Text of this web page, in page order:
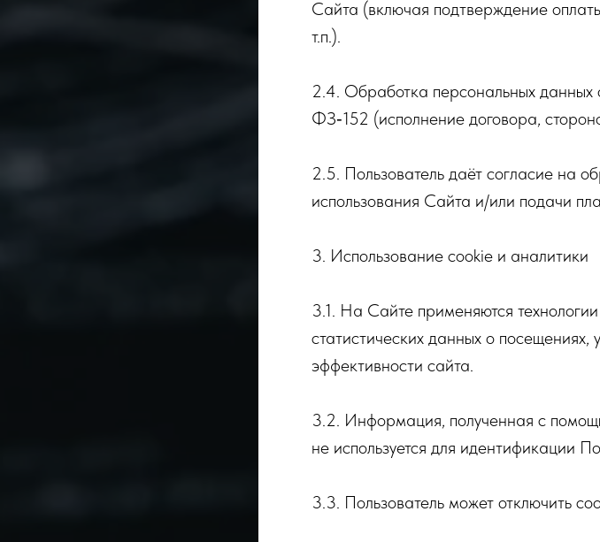
Сайта (включая подтверждение
т.п.).
2.4. Обработка персональных данных
ФЗ‑152 (исполнение договора,
2.5. Пользователь даёт согласие на
использования Сайта и/или подачи
3. Использование cookie и аналитики
3.1. На Сайте применяются
статистических данных о посещениях,
эффективности сайта.
3.2. Информация, полученная с
не используется для идентификации
3.3. Пользователь может отключить